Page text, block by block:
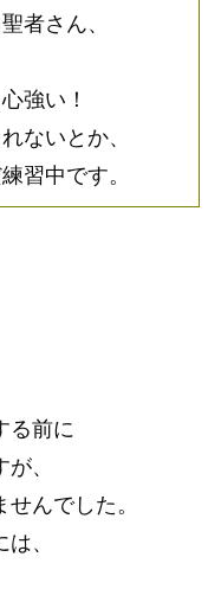
者さん、
強い！
ないとか、
習中です。
る前に
、
んでした。
、